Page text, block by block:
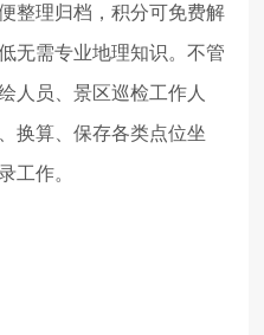
整理归档，积分可免费解
无需专业地理知识。不管
人员、景区巡检工作人
换算、保存各类点位坐
工作。